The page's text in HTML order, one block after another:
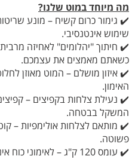
מה מיוחד במוט שלנו?
✔️ גימור כרום קשיח – מונע
שימוש אינטנסיבי.
✔️ חיתוך "יהלומים" לאחיזה
כשאתם מאמצים את עצמכם.
✔️ איזון מושלם – המוט מאוזן
האימון.
✔️ נעילת צלחות בקפיצים –
המשקל בבטחה.
פשוטה.
✔️ עומס 120 ק"ג – לאימוני כוח אינטנסיביים בבטחה מירבית.